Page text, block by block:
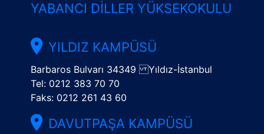
YABANCI DILLER YÜKSEKOKULU
YILDIZ KAMPÜSÜ
Barbaros Bulvarı 34349 Yıldız-İstanbul
Tel: 0212 383 70 70
Faks: 0212 261 43 60
DAVUTPAŞA KAMPÜSÜ